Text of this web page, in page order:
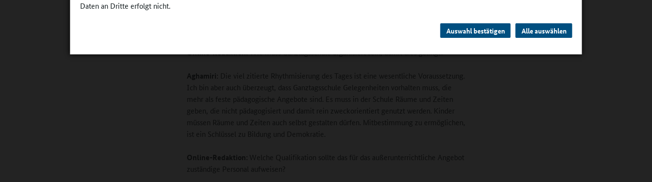
Daten an Dritte erfolgt nicht.
Auswahl bestätigen Alle auswählen
Online-Redaktion:Wie muss Ganztagsschule organisiert sein, damit dies gelingt?
Aghamiri: Die viel zitierte Rhythmisierung des Tages ist eine wesentliche Voraussetzung.
Ich bin aber auch überzeugt, dass Ganztagsschule Gelegenheiten vorhalten muss, die
mehr als feste pädagogische Angebote sind. Es muss in der Schule Räume und Zeiten
geben, die nicht pädagogisiert und damit rein zweckorientiert genutzt werden. Kinder
müssen Räume und Zeiten auch selbst gestalten dürfen. Mitbestimmung zu ermöglichen,
ist ein Schlüssel zu Bildung und Demokratie.
Online-Redaktion: Welche Qualifikation sollte das für das außerunterrichtliche Angebot
zuständige Personal aufweisen?